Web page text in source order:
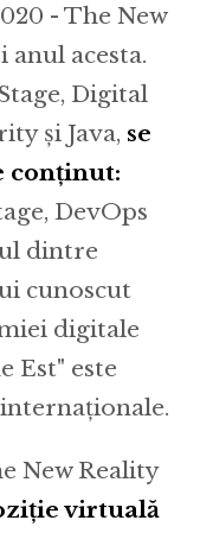
- The New
anul acesta.
Digital
și Java, se
conținut:
DevOps
dintre
cunoscut
digitale
Est" este
New Reality
virtuală